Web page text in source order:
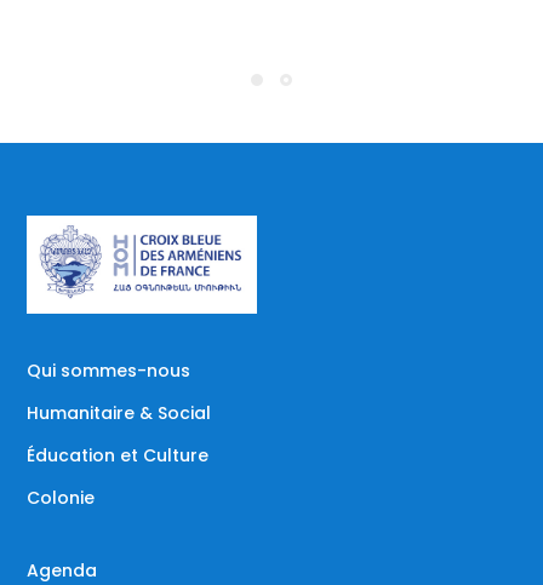
Qui sommes-nous
Humanitaire & Social
Éducation et Culture
Colonie
Agenda